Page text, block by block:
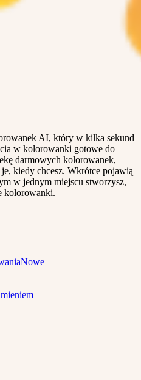
AI, który w kilka sekund
w kolorowanki gotowe do
darmowych kolorowanek,
kiedy chcesz. Wkrótce pojawią
w jednym miejscu stworzysz,
kolorowanki.
Nowe